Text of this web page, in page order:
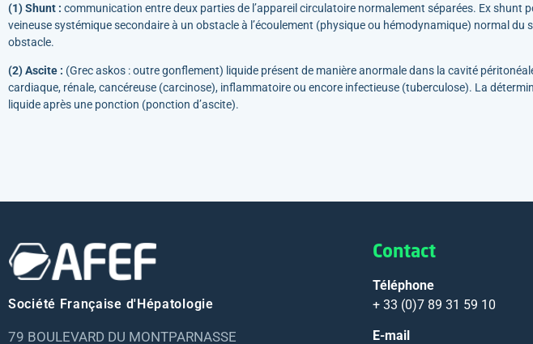
(1)Shunt : communication entre deux parties de l’appareil circulatoire normalement séparées. Ex
veineuse systémique secondaire à un obstacle à l’écoulement (physique ou hémodynamique) normal
obstacle.
(2) Ascite : (Grec askos : outre gonflement) liquide présent de manière anormale dans la cavité
cardiaque, rénale, cancéreuse (carcinose), inflammatoire ou encore infectieuse (tuberculose). La
liquide après une ponction (ponction d’ascite).
Société Française d'Hépatologie
79 BOULEVARD DU MONTPARNASSE
Contact
Téléphone
+ 33 (0)7 89 31 59 10
E-mail